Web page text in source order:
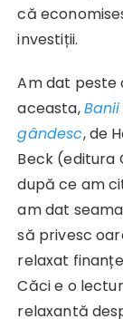
că
investiții.
Am dat peste
aceasta,
gândesc, de
Beck (editura
după ce am
am dat
să privesc
relaxat
Căci e o
relaxantă